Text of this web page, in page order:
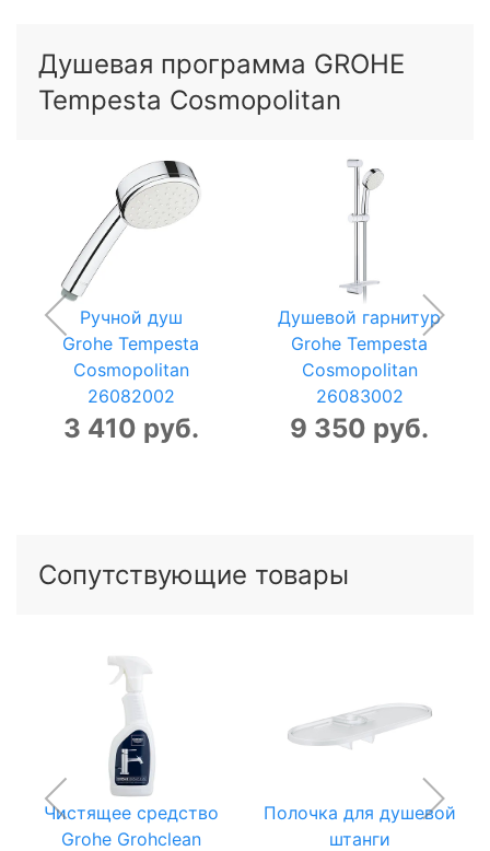
Душевая программа GROHE
Tempesta Cosmopolitan
Ручной душ
Grohe Tempesta
Cosmopolitan
26082002
3 410 руб.
Душевой гарнитур
Grohe Tempesta
Cosmopolitan
26083002
9 350 руб.
Сопутствующие товары
Чистящее средство
Grohe Grohclean
Полочка для душевой
штанги